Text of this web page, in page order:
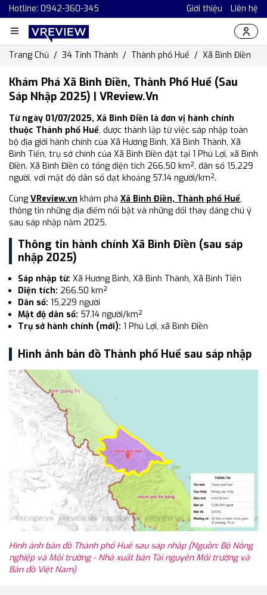
Hotline: 0942-360-345 Giới thiệu Liên hệ
Trang Chủ 34 Tỉnh Thành Thành phố Huế Xã Bình Điền
Khám Phá Xã Bình Điền, Thành Phố Huế (Sau
Sáp Nhập 2025) | VReview.vn
Từ ngày 01/07/2025, Xã Bình Điền là đơn vị hành chính
thuộc Thành phố Huế, được thành lập từ việc sáp nhập toàn
bộ địa giới hành chính của Xã Hương Bình, Xã Bình Thành, Xã
Bình Tiến, trụ sở chính của Xã Bình Điền đặt tại 1 Phú Lợi, xã Bình
Điền. Xã Bình Điền có tổng diện tích 266.50 km², dân số 15,229
người, với mật độ dân số đạt khoảng 57.14 người/km².
Cùng VReview.vn khám phá Xã Bình Điền, Thành phố Huế,
thông tin những địa điểm nổi bật và những đổi thay đáng chú ý
sau sáp nhập năm 2025.
Thông tin hành chính Xã Bình Điền (sau sáp
nhập 2025)
Sáp nhập từ: Xã Hương Bình, Xã Bình Thành, Xã Bình Tiến
Diện tích: 266.50 km²
Dân số: 15,229 người
Mật độ dân số: 57.14 người/km²
Trụ sở hành chính (mới): 1 Phú Lợi, xã Bình Điền
Hình ảnh bản đồ Thành phố Huế sau sáp nhập
Hình ảnh bản đồ Thành phố Huế sau sáp nhập (Nguồn: Bộ Nông
nghiệp và Môi trường - Nhà xuất bản Tài nguyên Môi trường và
Bản đồ Việt Nam)